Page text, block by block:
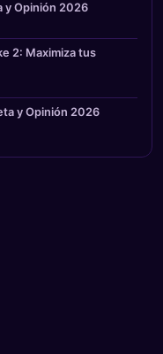
y Opinión 2026
2: Maximiza tus
y Opinión 2026